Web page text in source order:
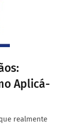
Aplicá-
realmente